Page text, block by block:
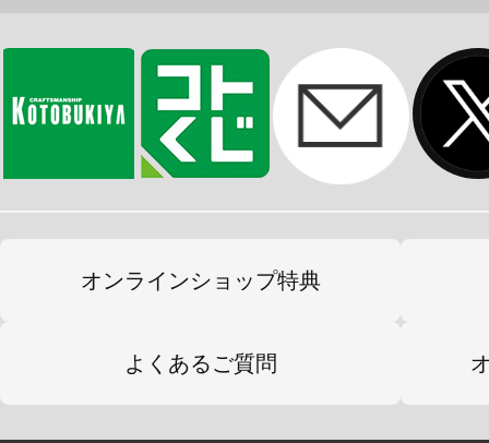
オンラインショップ特典
よくあるご質問